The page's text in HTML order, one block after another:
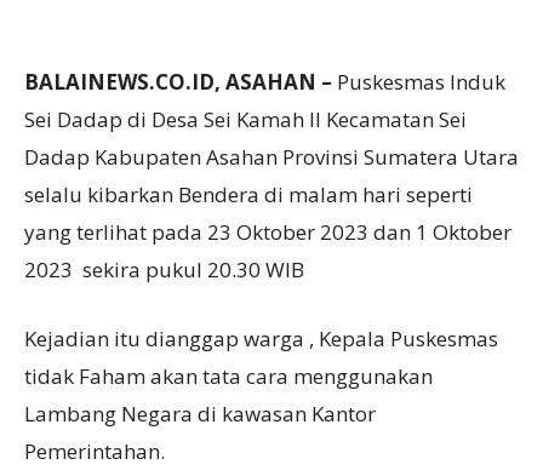
BALAINEWS.CO.ID, ASAHAN – Puskesmas Induk
Sei Dadap di Desa Sei Kamah ll Kecamatan Sei
Dadap Kabupaten Asahan Provinsi Sumatera Utara
selalu kibarkan Bendera di malam hari seperti
yang terlihat pada 23 Oktober 2023 dan 1 Oktober
2023 sekira pukul 20.30 WIB
Kejadian itu dianggap warga , Kepala Puskesmas
tidak Faham akan tata cara menggunakan
Lambang Negara di kawasan Kantor
Pemerintahan.